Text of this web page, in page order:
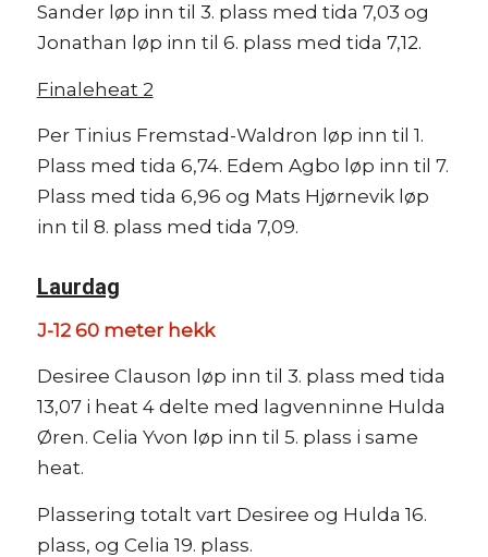
Sander løp inn til 3. plass med tida 7,03 og
Jonathan løp inn til 6. plass med tida 7,12.
Finaleheat 2
Per Tinius Fremstad-Waldron løp inn til 1.
Plass med tida 6,74. Edem Agbo løp inn til 7.
Plass med tida 6,96 og Mats Hjørnevik løp
inn til 8. plass med tida 7,09.
Laurdag
J-12 60 meter hekk
Desiree Clauson løp inn til 3. plass med tida
13,07 i heat 4 delte med lagvenninne Hulda
Øren. Celia Yvon løp inn til 5. plass i same
heat.
Plassering totalt vart Desiree og Hulda 16.
plass, og Celia 19. plass.